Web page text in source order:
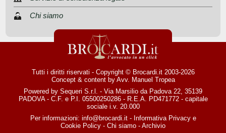
Chi siamo
Tutti i diritti riservati - Copyright © Brocardi.it 2003-2026
Concept & content by Avv. Manuel Tropea
Powered by Sequeri S.r.l. - Via Marsilio da Padova 22, 35139
PADOVA - C.F. e P.I. 05500250286 - R.E.A. PD471772 - capitale
sociale i.v. 20.000
Per informazioni: info@brocardi.it- Informativa Privacye
Cookie Policy - Chi siamo - Archivio